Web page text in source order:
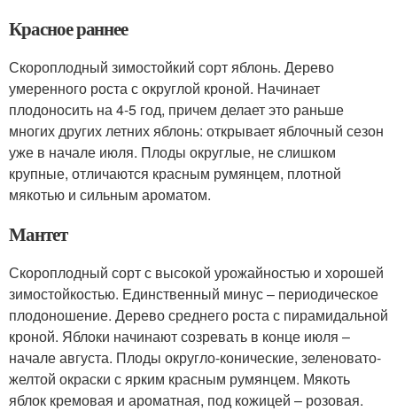
Красное раннее
Скороплодный зимостойкий сорт яблонь. Дерево
умеренного роста с округлой кроной. Начинает
плодоносить на 4-5 год, причем делает это раньше
многих других летних яблонь: открывает яблочный сезон
уже в начале июля. Плоды округлые, не слишком
крупные, отличаются красным румянцем, плотной
мякотью и сильным ароматом.
Мантет
Скороплодный сорт с высокой урожайностью и хорошей
зимостойкостью. Единственный минус – периодическое
плодоношение. Дерево среднего роста с пирамидальной
кроной. Яблоки начинают созревать в конце июля –
начале августа. Плоды округло-конические, зеленовато-
желтой окраски с ярким красным румянцем. Мякоть
яблок кремовая и ароматная, под кожицей – розовая.